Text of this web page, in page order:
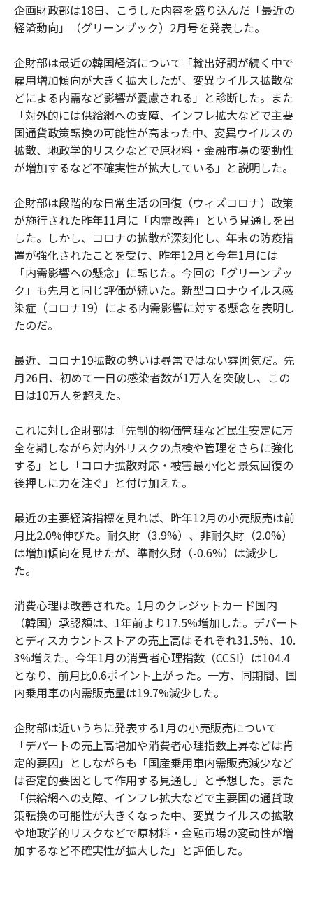
企画財政部は18日、こうした内容を盛り込んだ「最近の
経済動向」（グリーンブック）2月号を発表した。
企財部は最近の韓国経済について「輸出好調が続く中で
雇用増加傾向が大きく拡大したが、変異ウイルス拡散な
どによる内需など影響が憂慮される」と診断した。また
「対外的には供給網への支障、インフレ拡大などで主要
国通貨政策転換の可能性が高まった中、変異ウイルスの
拡散、地政学的リスクなどで原材料・金融市場の変動性
が増加するなど不確実性が拡大している」と説明した。
企財部は段階的な日常生活の回復（ウィズコロナ）政策
が施行された昨年11月に「内需改善」という見通しを出
した。しかし、コロナの拡散が深刻化し、年末の防疫措
置が強化されたことを受け、昨年12月と今年1月には
「内需影響への懸念」に転じた。今回の「グリーンブッ
ク」も先月と同じ評価が続いた。新型コロナウイルス感
染症（コロナ19）による内需影響に対する懸念を表明し
たのだ。
最近、コロナ19拡散の勢いは尋常ではない雰囲気だ。先
月26日、初めて一日の感染者数が1万人を突破し、この
日は10万人を超えた。
これに対し企財部は「先制的物価管理など民生安定に万
全を期しながら対内外リスクの点検や管理をさらに強化
する」とし「コロナ拡散対応・被害最小化と景気回復の
後押しに力を注ぐ」と付け加えた。
最近の主要経済指標を見れば、昨年12月の小売販売は前
月比2.0%伸びた。耐久財（3.9%）、非耐久財（2.0%）
は増加傾向を見せたが、準耐久財（-0.6%）は減少し
た。
消費心理は改善された。1月のクレジットカード国内
（韓国）承認額は、1年前より17.5%増加した。デパート
とディスカウントストアの売上高はそれぞれ31.5%、10.
3%増えた。今年1月の消費者心理指数（CCSI）は104.4
となり、前月比0.6ポイント上がった。一方、同期間、国
内乗用車の内需販売量は19.7%減少した。
企財部は近いうちに発表する1月の小売販売について
「デパートの売上高増加や消費者心理指数上昇などは肯
定的要因」としながらも「国産乗用車内需販売減少など
は否定的要因として作用する見通し」と予想した。また
「供給網への支障、インフレ拡大などで主要国の通貨政
策転換の可能性が大きくなった中、変異ウイルスの拡散
や地政学的リスクなどで原材料・金融市場の変動性が増
加するなど不確実性が拡大した」と評価した。